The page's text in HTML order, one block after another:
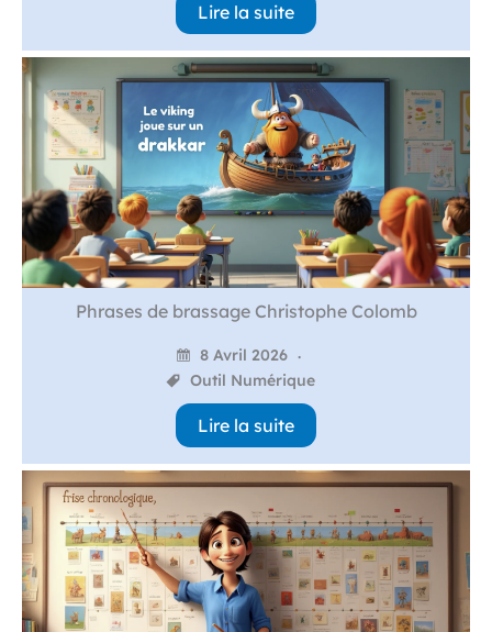
Lire la suite
Phrases de brassage Christophe Colomb
8 Avril 2026
Outil Numérique
Lire la suite